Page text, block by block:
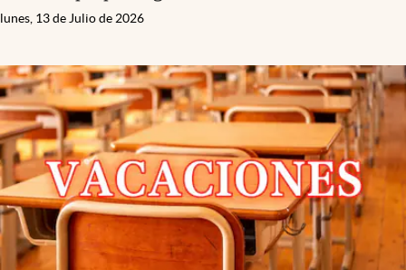
lunes, 13 de Julio de 2026